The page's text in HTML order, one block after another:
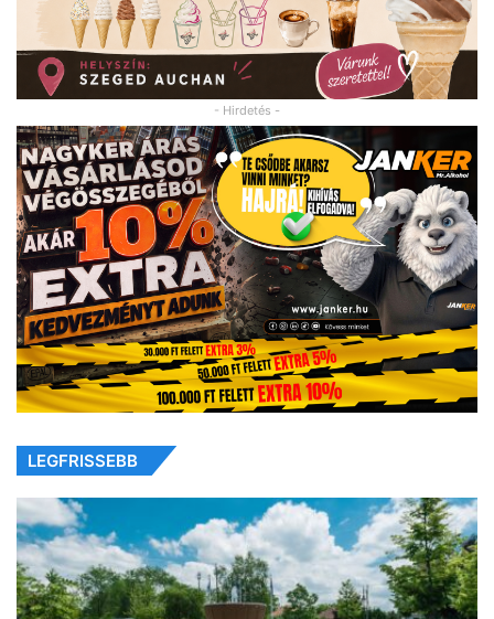
- Hirdetés -
LEGFRISSEBB